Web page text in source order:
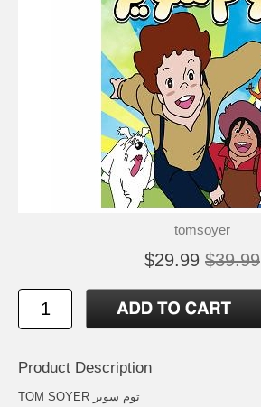
tomsoyer
$29.99 $39.99
Product Description
TOM SOYER توم سوير